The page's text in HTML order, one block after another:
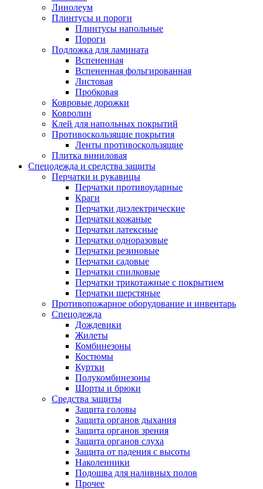
Линолеум
Плинтусы и пороги
Плинтусы напольные
Пороги
Подложка для ламината
Вспененная
Вспененная фольгированная
Листовая
Пробковая
Ковровые дорожки
Ковролин
Клей для напольных покрытий
Противоскользящие покрытия
Ленты противоскользящие
Плитка виниловая
Спецодежда и средства защиты
Перчатки и рукавицы
Перчатки противоударные
Краги
Перчатки диэлектрические
Перчатки кожаные
Перчатки латексные
Перчатки одноразовые
Перчатки резиновые
Перчатки садовые
Перчатки спилковые
Перчатки трикотажные с покрытием
Перчатки шерстяные
Противопожарное оборудование и инвентарь
Спецодежда
Дождевики
Жилеты
Комбинезоны
Костюмы
Куртки
Полукомбинезоны
Шорты и брюки
Средства защиты
Защита головы
Защита органов дыхания
Защита органов зрения
Защита органов слуха
Защита от падения с высоты
Наколенники
Подошва для наливных полов
Прочее